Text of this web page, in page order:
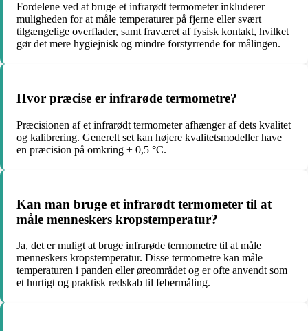
Fordelene ved at bruge et infrarødt termometer inkluderer
muligheden for at måle temperaturer på fjerne eller svært
tilgængelige overflader, samt fraværet af fysisk kontakt, hvilket
gør det mere hygiejnisk og mindre forstyrrende for målingen.
Hvor præcise er infrarøde termometre?
Præcisionen af et infrarødt termometer afhænger af dets kvalitet
og kalibrering. Generelt set kan højere kvalitetsmodeller have
en præcision på omkring ± 0,5 °C.
Kan man bruge et infrarødt termometer til at
måle menneskers kropstemperatur?
Ja, det er muligt at bruge infrarøde termometre til at måle
menneskers kropstemperatur. Disse termometre kan måle
temperaturen i panden eller øreområdet og er ofte anvendt som
et hurtigt og praktisk redskab til febermåling.